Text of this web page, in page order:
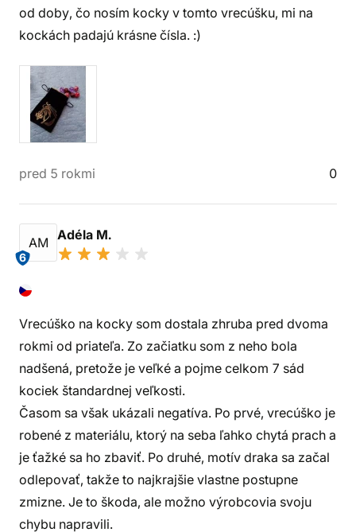
od doby, čo nosím kocky v tomto vrecúšku, mi na
kockách padajú krásne čísla. :)
pred 5 rokmi 0
AM
6
Adéla M.
Vrecúško na kocky som dostala zhruba pred dvoma
rokmi od priateľa. Zo začiatku som z neho bola
nadšená, pretože je veľké a pojme celkom 7 sád
kociek štandardnej veľkosti.
Časom sa však ukázali negatíva. Po prvé, vrecúško je
robené z materiálu, ktorý na seba ľahko chytá prach a
je ťažké sa ho zbaviť. Po druhé, motív draka sa začal
odlepovať, takže to najkrajšie vlastne postupne
zmizne. Je to škoda, ale možno výrobcovia svoju
chybu napravili.